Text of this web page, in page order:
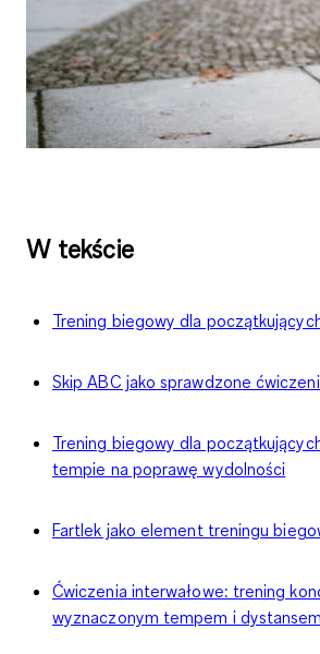
W tekście
Trening biegowy dla
Skip ABC jako sprawdzone
Trening biegowy dla
tempie na poprawę wydolności
Fartlek jako element treningu
Ćwiczenia interwałowe: trening
wyznaczonym tempem i dystansem